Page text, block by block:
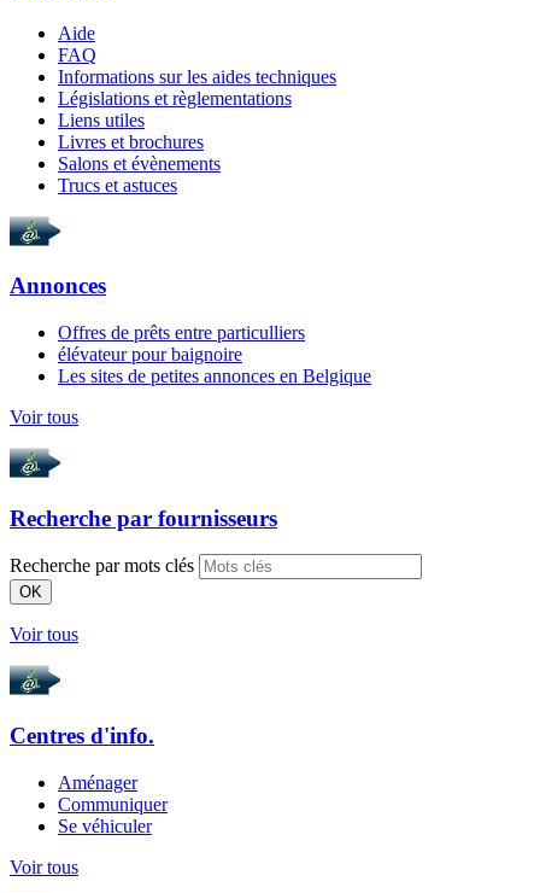
Aide
FAQ
Informations sur les aides techniques
Législations et règlementations
Liens utiles
Livres et brochures
Salons et évènements
Trucs et astuces
Annonces
Offres de prêts entre particulliers
élévateur pour baignoire
Les sites de petites annonces en Belgique
Voir tous
Recherche par fournisseurs
Recherche par mots clés
OK
Voir tous
Centres d'info.
Aménager
Communiquer
Se véhiculer
Voir tous